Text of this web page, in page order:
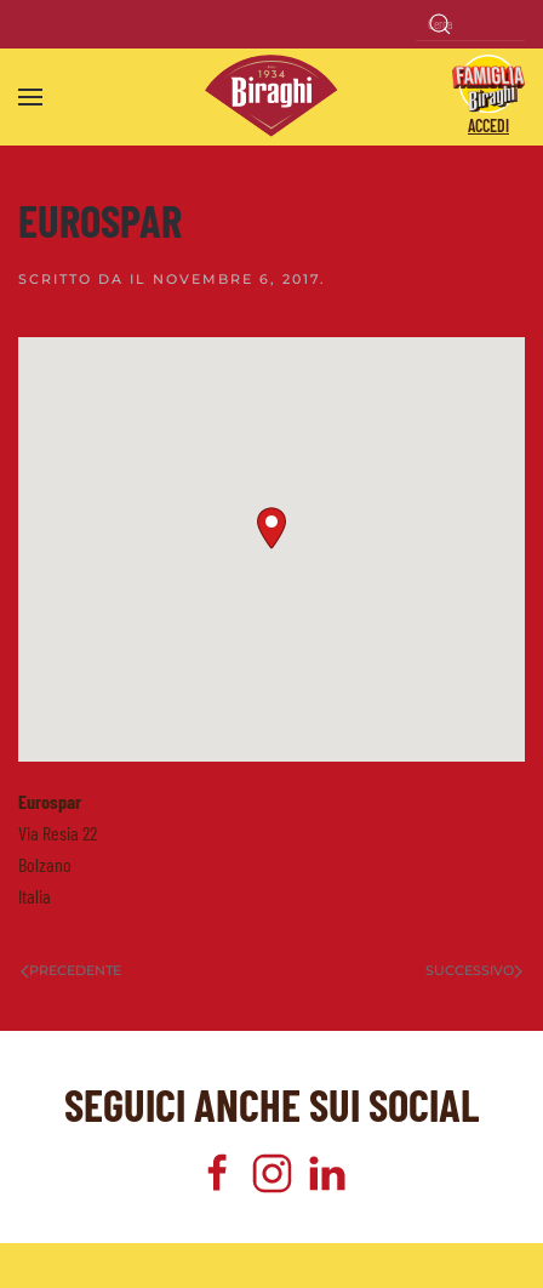
Skip to main content
ACCEDI
EUROSPAR
SCRITTO DA IL NOVEMBRE 6, 2017.
Eurospar
Via Resia 22
Bolzano
Italia
PRECEDENTE SUCCESSIVO
SEGUICI ANCHE SUI SOCIAL